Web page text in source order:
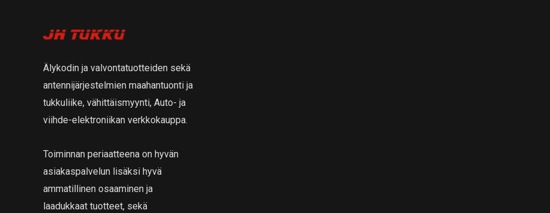
Älykodin ja valvontatuotteiden sekä
antennijärjestelmien maahantuonti ja
tukkuliike, vähittäismyynti, Auto- ja
viihde-elektroniikan verkkokauppa.
Toiminnan periaatteena on hyvän
asiakaspalvelun lisäksi hyvä
ammatillinen osaaminen ja
laadukkaat tuotteet, sekä